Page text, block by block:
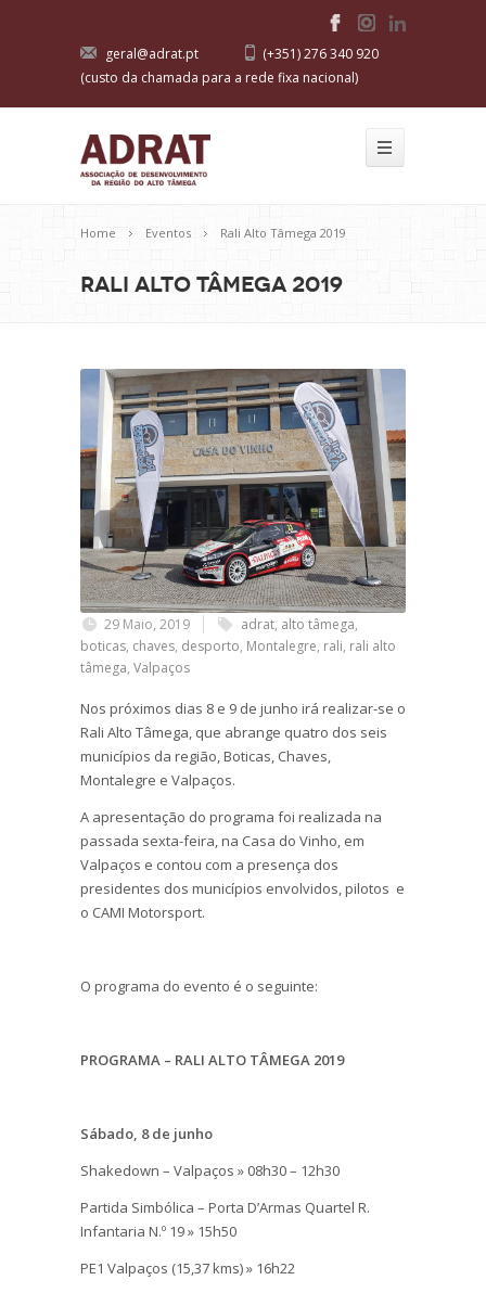
geral@adrat.pt
(+351) 276 340 920
(custo da chamada para a rede fixa nacional)
Home Eventos Rali Alto Tâmega 2019
Rali Alto Tâmega 2019
29 Maio, 2019 adrat, alto tâmega,
boticas, chaves, desporto, Montalegre, rali, rali alto
tâmega, Valpaços
Nos próximos dias 8 e 9 de junho irá realizar-se o
Rali Alto Tâmega, que abrange quatro dos seis
municípios da região, Boticas, Chaves,
Montalegre e Valpaços.
A apresentação do programa foi realizada na
passada sexta-feira, na Casa do Vinho, em
Valpaços e contou com a presença dos
presidentes dos municípios envolvidos, pilotos e
o CAMI Motorsport.
O programa do evento é o seguinte:
PROGRAMA – RALI ALTO TÂMEGA 2019
Sábado, 8 de junho
Shakedown – Valpaços » 08h30 – 12h30
Partida Simbólica – Porta D’Armas Quartel R.
Infantaria N.º 19 » 15h50
PE1 Valpaços (15,37 kms) » 16h22